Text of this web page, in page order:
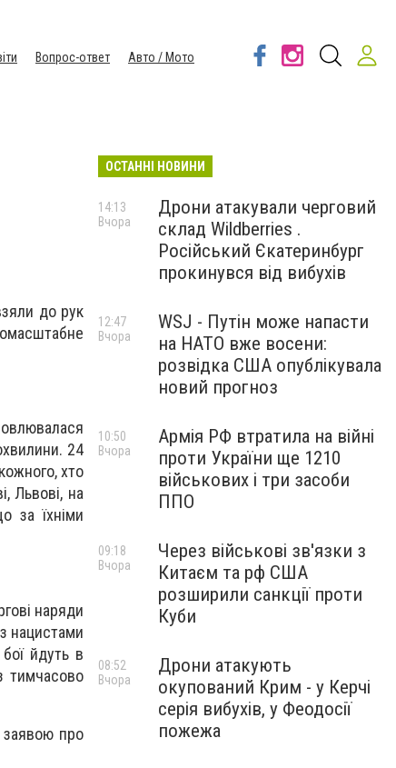
Вопрос-ответ
Авто / Мото
до рук
24
хто
Львові, на
за їхніми
наряди
нацистами
йдуть в
тимчасово
заявою про
ОСТАННІ НОВИНИ
Дрони атакували черговий
склад Wildberries .
Російський Єкатеринбург
прокинувся від вибухів
14:13
Вчора
WSJ - Путін може напасти
на НАТО вже восени:
розвідка США опублікувала
новий прогноз
12:47
Вчора
Армія РФ втратила на війні
проти України ще 1210
військових і три засоби
ППО
10:50
Вчора
Через військові зв'язки з
Китаєм та рф США
розширили санкції проти
Куби
09:18
Вчора
Дрони атакують
окупований Крим - у Керчі
серія вибухів, у Феодосії
пожежа
08:52
Вчора